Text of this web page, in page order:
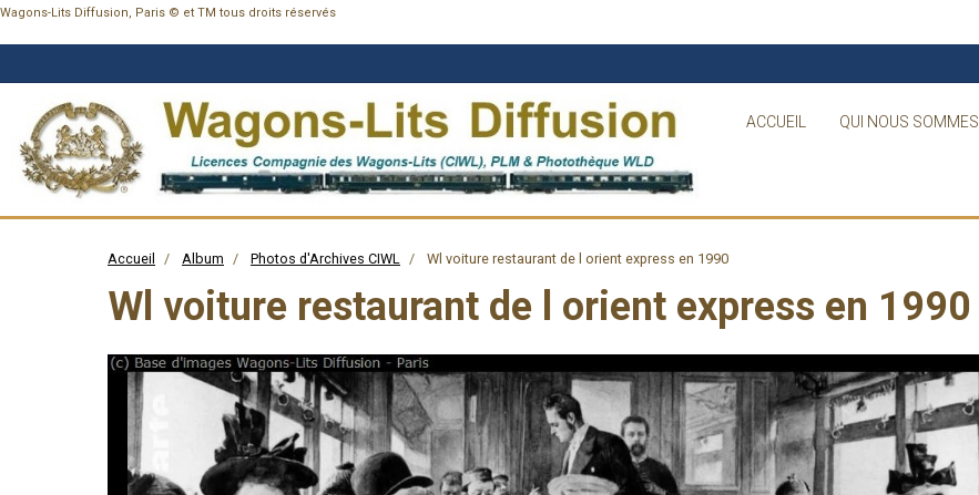
Wagons-Lits Diffusion, Paris © et TM tous droits réservés
ACCUEIL QUI NOUS SOMMES
Accueil Album Photos d'Archives CIWL Wl voiture restaurant de l orient express en 1990
Wl voiture restaurant de l orient express en 1990